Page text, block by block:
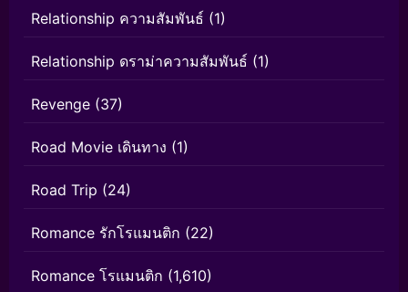
Relationship ความสัมพันธ์ (1)
Relationship ดราม่าความสัมพันธ์ (1)
Revenge (37)
Road Movie เดินทาง (1)
Road Trip (24)
Romance รักโรแมนติก (22)
Romance โรแมนติก (1,610)